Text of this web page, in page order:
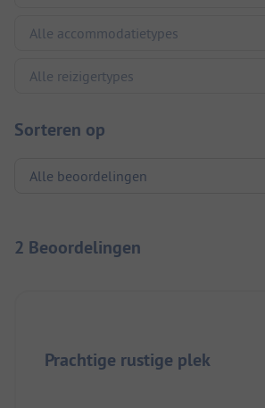
Sorteren op
2 Beoordelingen
Prachtige rustige plek